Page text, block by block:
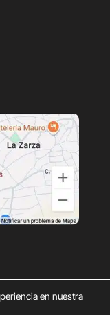
en nuestra